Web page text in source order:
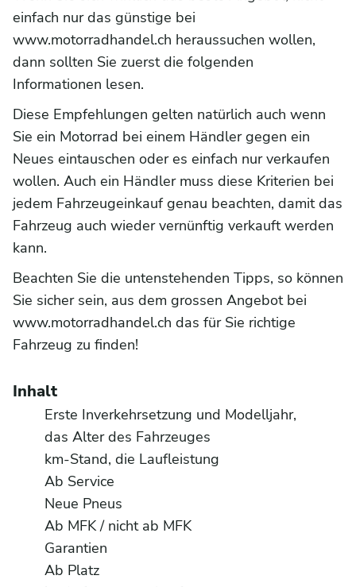
einfach nur das günstige bei
www.motorradhandel.ch heraussuchen wollen,
dann sollten Sie zuerst die folgenden
Informationen lesen.
Diese Empfehlungen gelten natürlich auch wenn
Sie ein Motorrad bei einem Händler gegen ein
Neues eintauschen oder es einfach nur verkaufen
wollen. Auch ein Händler muss diese Kriterien bei
jedem Fahrzeugeinkauf genau beachten, damit das
Fahrzeug auch wieder vernünftig verkauft werden
kann.
Beachten Sie die untenstehenden Tipps, so können
Sie sicher sein, aus dem grossen Angebot bei
www.motorradhandel.ch das für Sie richtige
Fahrzeug zu finden!
Inhalt
Erste Inverkehrsetzung und Modelljahr,
das Alter des Fahrzeuges
km-Stand, die Laufleistung
Ab Service
Neue Pneus
Ab MFK / nicht ab MFK
Garantien
Ab Platz